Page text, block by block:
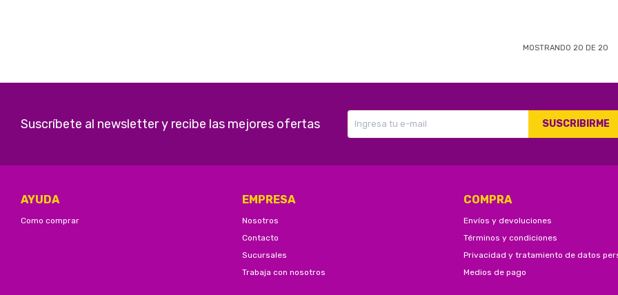
MOSTRANDO20 DE20
Suscríbete al newsletter y recibe las mejores ofertas SUSCRIBIRME
AYUDA
Como comprar
EMPRESA
Nosotros
Contacto
Sucursales
Trabaja con nosotros
COMPRA
Envíos y devoluciones
Términos y condiciones
Privacidad y tratamiento de datos
Medios de pago